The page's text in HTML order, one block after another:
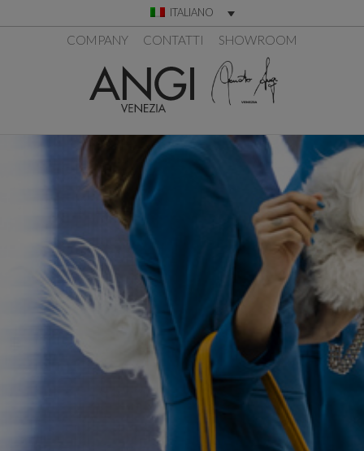
ITALIANO
COMPANY CONTATTI SHOWROOM